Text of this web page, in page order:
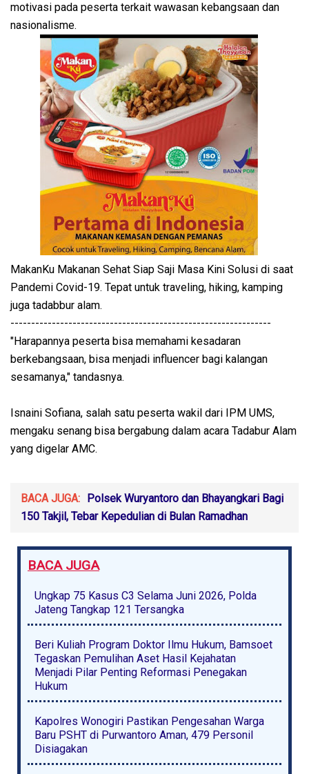
motivasi pada peserta terkait wawasan kebangsaan dan
nasionalisme.
MakanKu Makanan Sehat Siap Saji Masa Kini Solusi di saat
Pandemi Covid-19. Tepat untuk traveling, hiking, kamping
juga tadabbur alam.
---------------------------------------------------------------
"Harapannya peserta bisa memahami kesadaran
berkebangsaan, bisa menjadi influencer bagi kalangan
sesamanya," tandasnya.
Isnaini Sofiana, salah satu peserta wakil dari IPM UMS,
mengaku senang bisa bergabung dalam acara Tadabur Alam
yang digelar AMC.
BACA JUGA:
Polsek Wuryantoro dan Bhayangkari Bagi
150 Takjil, Tebar Kepedulian di Bulan Ramadhan
BACA JUGA
Ungkap 75 Kasus C3 Selama Juni 2026, Polda
Jateng Tangkap 121 Tersangka
Beri Kuliah Program Doktor Ilmu Hukum, Bamsoet
Tegaskan Pemulihan Aset Hasil Kejahatan
Menjadi Pilar Penting Reformasi Penegakan
Hukum
Kapolres Wonogiri Pastikan Pengesahan Warga
Baru PSHT di Purwantoro Aman, 479 Personil
Disiagakan